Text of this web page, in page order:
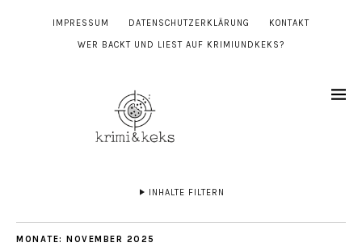
IMPRESSUM DATENSCHUTZERKLÄRUNG KONTAKT
WER BACKT UND LIEST AUF KRIMIUNDKEKS?
INHALTE FILTERN
MONATE: NOVEMBER 2025